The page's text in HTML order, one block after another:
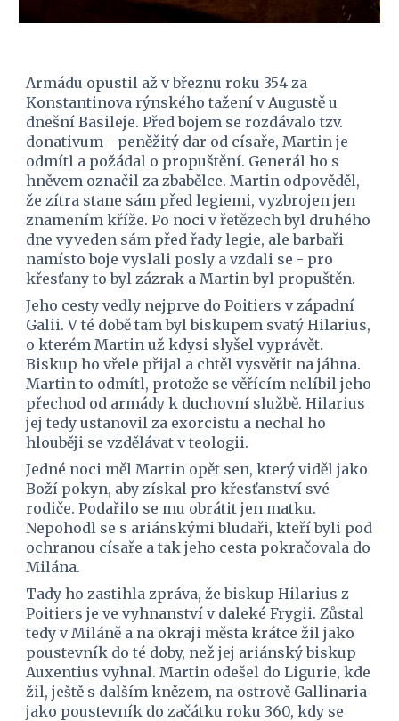
Armádu opustil až v březnu roku 354 za
Konstantinova rýnského tažení v Augustě u
dnešní Basileje. Před bojem se rozdávalo tzv.
donativum - peněžitý dar od císaře, Martin je
odmítl a požádal o propuštění. Generál ho s
hněvem označil za zbabělce. Martin odpověděl,
že zítra stane sám před legiemi, vyzbrojen jen
znamením kříže. Po noci v řetězech byl druhého
dne vyveden sám před řady legie, ale barbaři
namísto boje vyslali posly a vzdali se - pro
křesťany to byl zázrak a Martin byl propuštěn.
Jeho cesty vedly nejprve do Poitiers v západní
Galii. V té době tam byl biskupem svatý Hilarius,
o kterém Martin už kdysi slyšel vyprávět.
Biskup ho vřele přijal a chtěl vysvětit na jáhna.
Martin to odmítl, protože se věřícím nelíbil jeho
přechod od armády k duchovní službě. Hilarius
jej tedy ustanovil za exorcistu a nechal ho
hlouběji se vzdělávat v teologii.
Jedné noci měl Martin opět sen, který viděl jako
Boží pokyn, aby získal pro křesťanství své
rodiče. Podařilo se mu obrátit jen matku.
Nepohodl se s ariánskými bludaři, kteří byli pod
ochranou císaře a tak jeho cesta pokračovala do
Milána.
Tady ho zastihla zpráva, že biskup Hilarius z
Poitiers je ve vyhnanství v daleké Frygii. Zůstal
tedy v Miláně a na okraji města krátce žil jako
poustevník do té doby, než jej ariánský biskup
Auxentius vyhnal. Martin odešel do Ligurie, kde
žil, ještě s dalším knězem, na ostrově Gallinaria
jako poustevník do začátku roku 360, kdy se